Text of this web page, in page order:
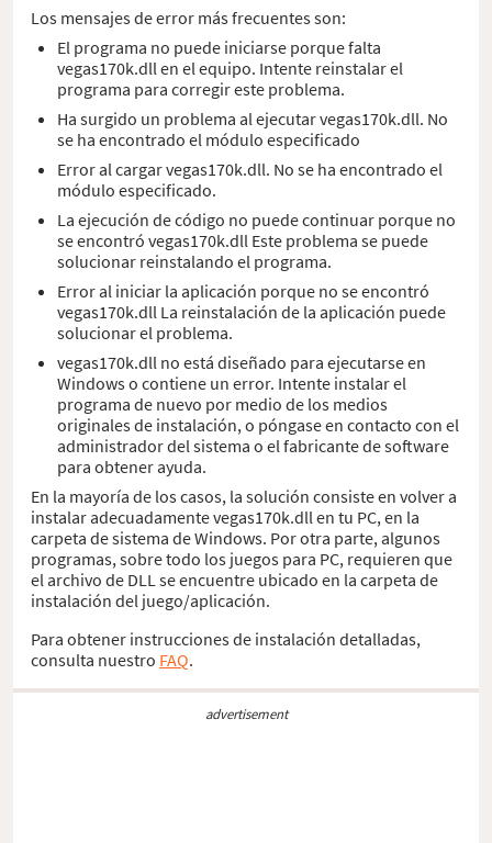
Los mensajes de error más frecuentes son:
El programa no puede iniciarse porque falta
vegas170k.dll en el equipo. Intente reinstalar el
programa para corregir este problema.
Ha surgido un problema al ejecutar vegas170k.dll. No
se ha encontrado el módulo especificado
Error al cargar vegas170k.dll. No se ha encontrado el
módulo especificado.
La ejecución de código no puede continuar porque no
se encontró vegas170k.dll Este problema se puede
solucionar reinstalando el programa.
Error al iniciar la aplicación porque no se encontró
vegas170k.dll La reinstalación de la aplicación puede
solucionar el problema.
vegas170k.dll no está diseñado para ejecutarse en
Windows o contiene un error. Intente instalar el
programa de nuevo por medio de los medios
originales de instalación, o póngase en contacto con el
administrador del sistema o el fabricante de software
para obtener ayuda.
En la mayoría de los casos, la solución consiste en volver a
instalar adecuadamente vegas170k.dll en tu PC, en la
carpeta de sistema de Windows. Por otra parte, algunos
programas, sobre todo los juegos para PC, requieren que
el archivo de DLL se encuentre ubicado en la carpeta de
instalación del juego/aplicación.
Para obtener instrucciones de instalación detalladas,
consulta nuestro FAQ.
advertisement